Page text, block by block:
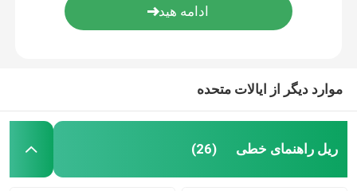
موارد دیگر از ایالات متحده
ریل راهنمای خطی (26)